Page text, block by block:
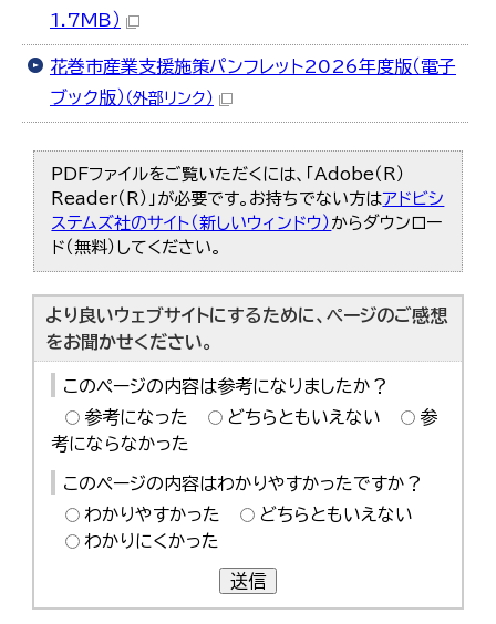
1.7MB）
花巻市産業支援施策パンフレット2026年度版（電子
ブック版） （外部リンク）
PDFファイルをご覧いただくには、「Adobe（R）
Reader（R）」が必要です。お持ちでない方はアドビシ
ステムズ社のサイト（新しいウィンドウ） からダウンロー
ド（無料）してください。
より良いウェブサイトにするために、ページのご感想
をお聞かせください。
このページの内容は参考になりましたか？
参考になった
どちらともいえない
参
考にならなかった
このページの内容はわかりやすかったですか？
わかりやすかった
どちらともいえない
わかりにくかった
送信